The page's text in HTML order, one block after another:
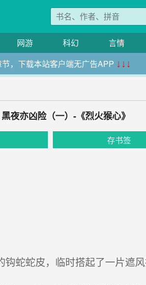
网游 科幻 言情
，下载本站客户端无广告APP ↓↓↓
夜亦凶险（一）-《烈火猴心》
存书签
蛇蛇皮，临时搭起了一片遮风